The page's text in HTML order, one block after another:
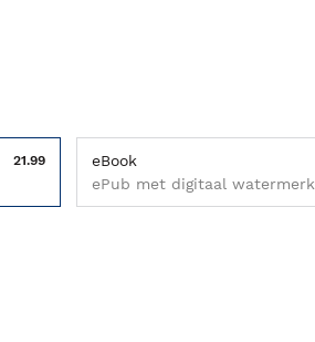
21.99 eBook
ePub met digitaal watermerk